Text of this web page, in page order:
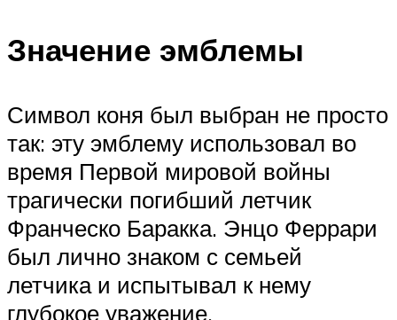
Значение эмблемы
Символ коня был выбран не просто
так: эту эмблему использовал во
время Первой мировой войны
трагически погибший летчик
Франческо Баракка. Энцо Феррари
был лично знаком с семьей
летчика и испытывал к нему
глубокое уважение.